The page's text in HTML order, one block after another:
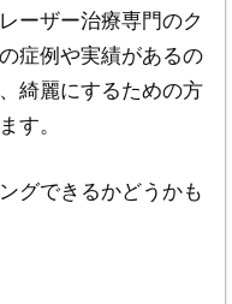
ーザー治療専門のク
症例や実績があるの
綺麗にするための方
す。
グできるかどうかも